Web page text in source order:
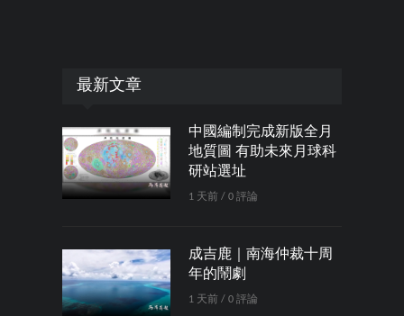
最新文章
中國編制完成新版全月
地質圖 有助未來月球科
研站選址
1 天前 / 0 評論
成吉鹿｜南海仲裁十周
年的鬧劇
1 天前 / 0 評論